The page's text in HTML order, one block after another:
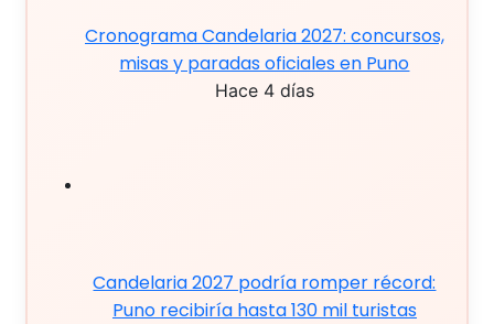
Cronograma Candelaria 2027: concursos,
misas y paradas oficiales en Puno
Hace 4 días
Candelaria 2027 podría romper récord:
Puno recibiría hasta 130 mil turistas